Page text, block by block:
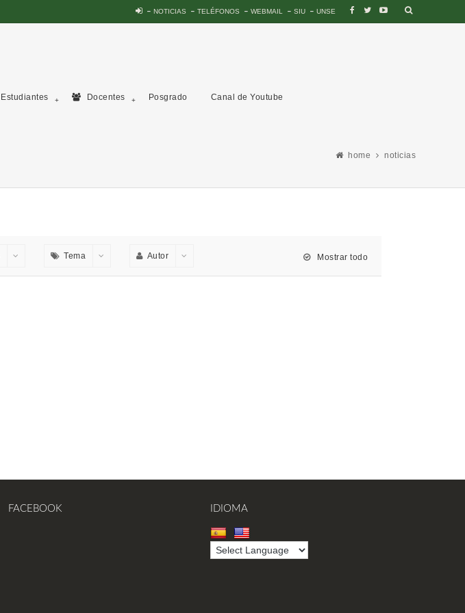
NOTICIAS TELÉFONOS WEBMAIL SIU UNSE
Estudiantes Docentes Posgrado Canal de Youtube
home noticias
Tema Autor Mostrar todo
FACEBOOK IDIOMA